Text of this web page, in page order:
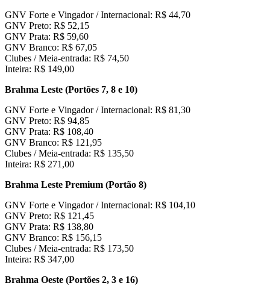
GNV Forte e Vingador / Internacional: R$ 44,70
GNV Preto: R$ 52,15
GNV Prata: R$ 59,60
GNV Branco: R$ 67,05
Clubes / Meia-entrada: R$ 74,50
Inteira: R$ 149,00
Brahma Leste (Portões 7, 8 e 10)
GNV Forte e Vingador / Internacional: R$ 81,30
GNV Preto: R$ 94,85
GNV Prata: R$ 108,40
GNV Branco: R$ 121,95
Clubes / Meia-entrada: R$ 135,50
Inteira: R$ 271,00
Brahma Leste Premium (Portão 8)
GNV Forte e Vingador / Internacional: R$ 104,10
GNV Preto: R$ 121,45
GNV Prata: R$ 138,80
GNV Branco: R$ 156,15
Clubes / Meia-entrada: R$ 173,50
Inteira: R$ 347,00
Brahma Oeste (Portões 2, 3 e 16)